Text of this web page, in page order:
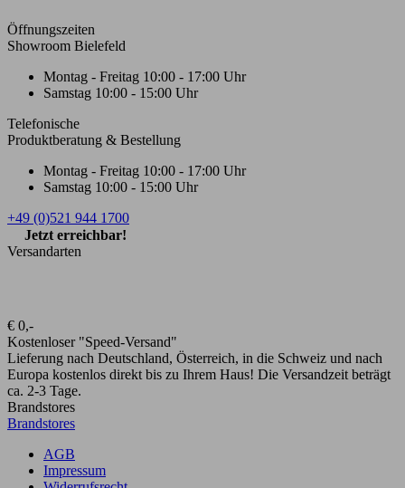
Öffnungszeiten
Showroom Bielefeld
Montag - Freitag 10:00 - 17:00 Uhr
Samstag 10:00 - 15:00 Uhr
Telefonische
Produktberatung & Bestellung
Montag - Freitag 10:00 - 17:00 Uhr
Samstag 10:00 - 15:00 Uhr
+49 (0)521 944 1700
Jetzt erreichbar!
Versandarten
€ 0,-
Kostenloser "Speed-Versand"
Lieferung nach Deutschland, Österreich, in die Schweiz und nach
Europa kostenlos direkt bis zu Ihrem Haus! Die Versandzeit beträgt
ca. 2-3 Tage.
Brandstores
Brandstores
AGB
Impressum